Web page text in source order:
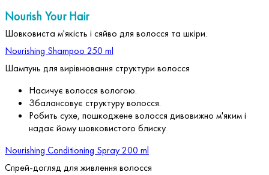
Nourish Your Hair
Шовковиста м'якість і сяйво для волосся та шкіри.
Nourishing Shampoo 250 ml
Шампунь для вирівнювання структури волосся
Насичує волосся вологою.
Збалансовує структуру волосся.
Робить сухе, пошкоджене волосся дивовижно м'яким і
надає йому шовковистого блиску.
Nourishing Conditioning Spray 200 ml
Спрей-догляд для живлення волосся